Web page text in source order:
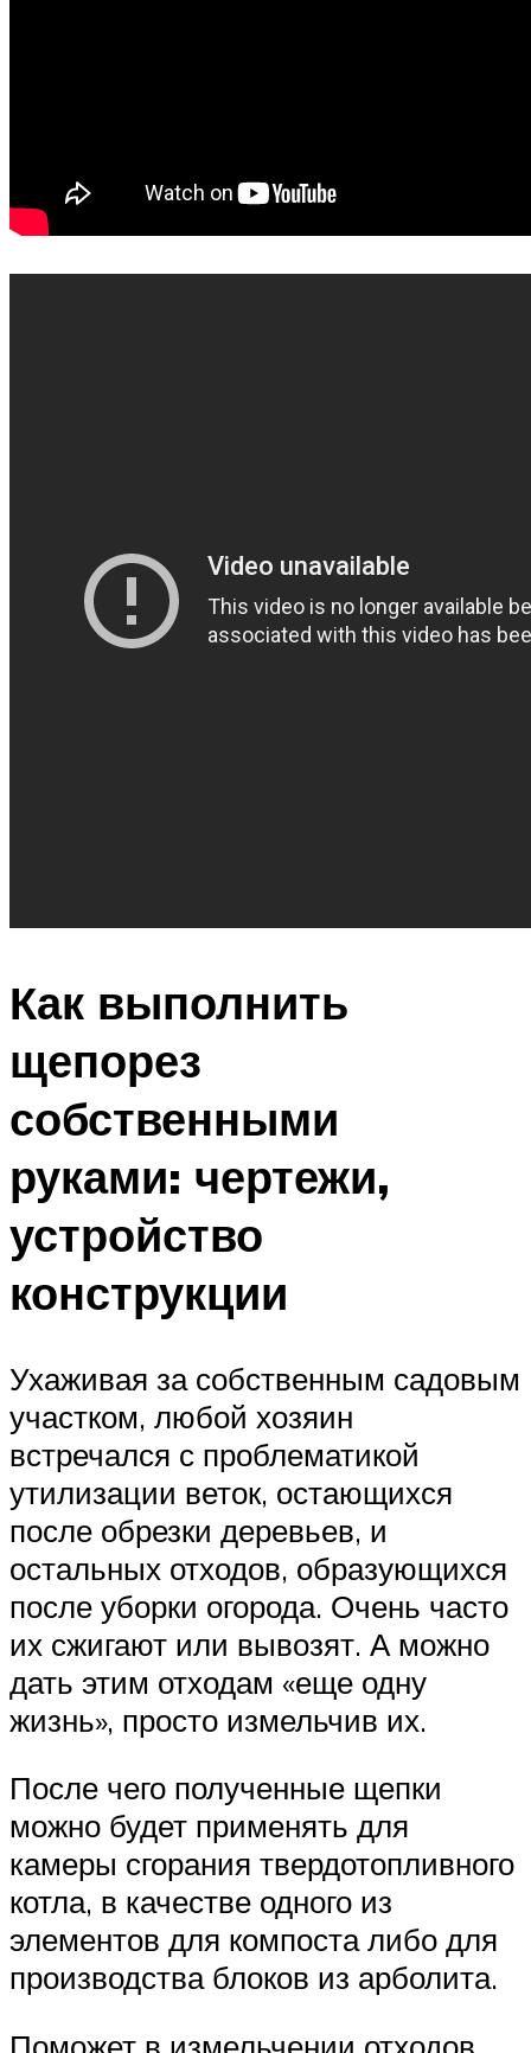
Как выполнить
щепорез
собственными
руками: чертежи,
устройство
конструкции
Ухаживая за собственным садовым
участком, любой хозяин
встречался с проблематикой
утилизации веток, остающихся
после обрезки деревьев, и
остальных отходов, образующихся
после уборки огорода. Очень часто
их сжигают или вывозят. А можно
дать этим отходам «еще одну
жизнь», просто измельчив их.
После чего полученные щепки
можно будет применять для
камеры сгорания твердотопливного
котла, в качестве одного из
элементов для компоста либо для
производства блоков из арболита.